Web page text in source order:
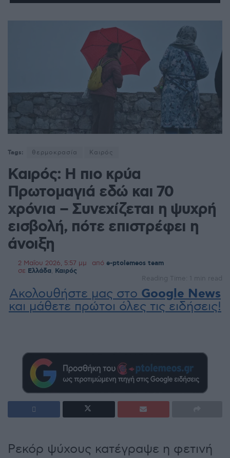
Tags: θερμοκρασία Καιρός
Καιρός: Η πιο κρύα
Πρωτομαγιά εδώ και 70
χρόνια – Συνεχίζεται η ψυχρή
εισβολή, πότε επιστρέφει η
άνοιξη
2 Μαΐου 2026, 5:57 μμ από e-ptolemeos team
σε Ελλάδα Καιρός
Reading Time: 1 min read
Ακολουθήστε μας στο Google News
και μάθετε πρώτοι όλες τις ειδήσεις!
Ρεκόρ ψύχους κατέγραψε η φετινή